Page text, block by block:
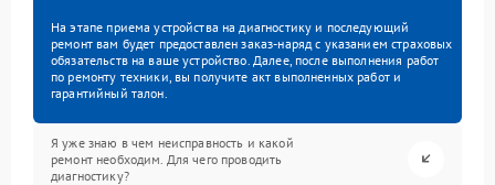
На этапе приема устройства на диагностику и последующий
ремонт вам будет предоставлен заказ-наряд с указанием страховых
обязательств на ваше устройство. Далее, после выполнения работ
по ремонту техники, вы получите акт выполненных работ и
гарантийный талон.
Я уже знаю в чем неисправность и какой
ремонт необходим. Для чего проводить
диагностику?